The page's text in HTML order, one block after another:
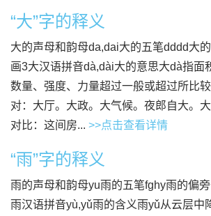
“大”字的释义
大的声母和韵母da,dai大的五笔dddd大
画3大汉语拼音dà,dài大的意思大dà指面
数量、强度、力量超过一般或超过所比较
对：大厅。大政。大气候。夜郎自大。
对比：这间房... >>点击查看详情
“雨”字的释义
雨的声母和韵母yu雨的五笔fghy雨的偏
雨汉语拼音yù,yǔ雨的含义雨yǔ从云层中